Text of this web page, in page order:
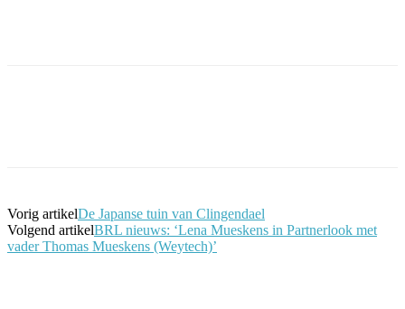
Vorig artikelDe Japanse tuin van Clingendael
Volgend artikelBRL nieuws: ‘Lena Mueskens in Partnerlook met
vader Thomas Mueskens (Weytech)’